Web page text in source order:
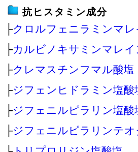
抗ヒスタミン成分
├クロルフェニラミンマレ
├カルビノキサミンマレイ
├クレマスチンフマル酸塩
├ジフェンヒドラミン塩酸
├ジフェニルピラリン塩酸
├ジフェニルピラリンテオ